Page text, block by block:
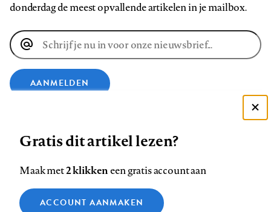
donderdag de meest opvallende artikelen in je mailbox.
E-
mailadres
AANMELDEN
op
op
op
ons
op
Contact Colofon Disclaimer Privacy
Gratis dit artikel lezen?
Maak met2 klikkeneen gratis account aan
ACCOUNT AANMAKEN
Zie onze cookie policy